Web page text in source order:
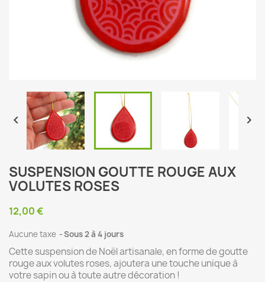
 
SUSPENSION GOUTTE ROUGE AUX
VOLUTES ROSES
12,00 €
Aucune taxe Sous 2 à 4 jours
Cette suspension de Noël artisanale, en forme de goutte
rouge aux volutes roses, ajoutera une touche unique à
votre sapin ou à toute autre décoration !